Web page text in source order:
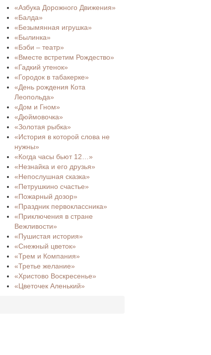
«Азбука Дорожного Движения»
«Балда»
«Безымянная игрушка»
«Былинка»
«Бэби – театр»
«Вместе встретим Рождество»
«Гадкий утенок»
«Городок в табакерке»
«День рождения Кота
Леопольда»
«Дом и Гном»
«Дюймовочка»
«Золотая рыбка»
«История в которой слова не
нужны»
«Когда часы бьют 12…»
«Незнайка и его друзья»
«Непослушная сказка»
«Петрушкино счастье»
«Пожарный дозор»
«Праздник первоклассника»
«Приключения в стране
Вежливости»
«Пушистая история»
«Снежный цветок»
«Трем и Компания»
«Третье желание»
«Христово Воскресенье»
«Цветочек Аленький»